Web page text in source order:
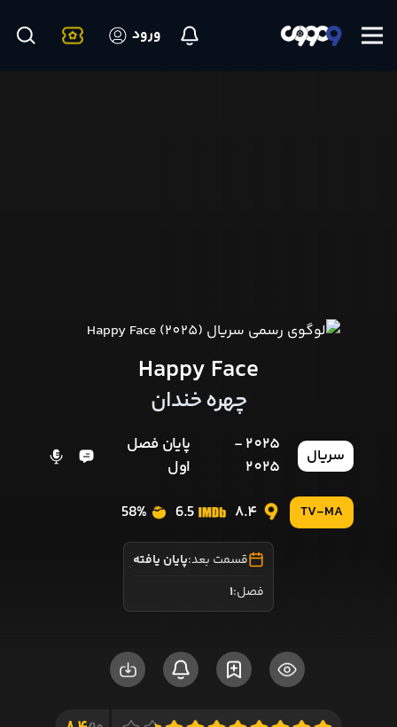
ورود
Happy Face
چهره خندان
سریال
2025 -
2025
پایان فصل
اول
TV-MA
8.4
6.5
58%
قسمت بعد:پایان یافته
فصل:1